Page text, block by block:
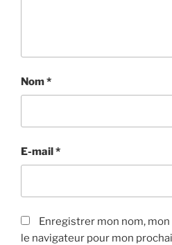
Nom*
E-mail*
Enregistrer mon nom,
le navigateur pour mon